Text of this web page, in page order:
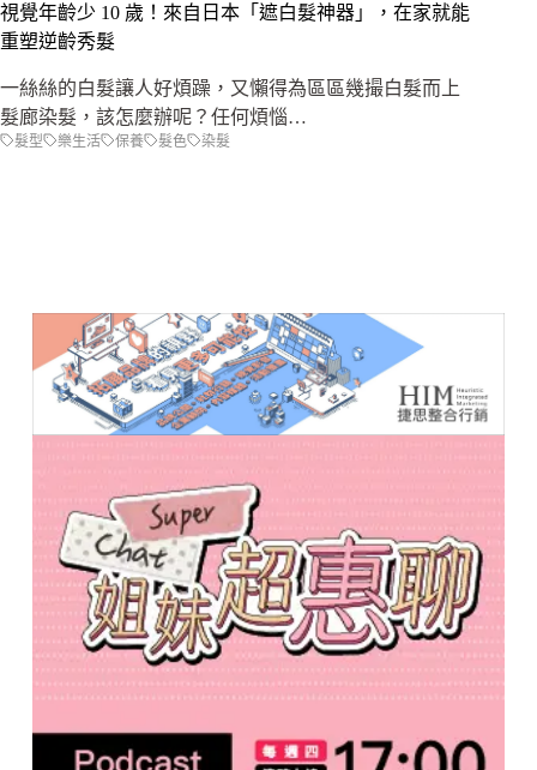
視覺年齡少 10 歲！來自日本「遮白髮神器」，在家就能
重塑逆齡秀髮
一絲絲的白髮讓人好煩躁，又懶得為區區幾撮白髮而上
髮廊染髮，該怎麼辦呢？任何煩惱…
髮型 樂生活 保養 髮色 染髮